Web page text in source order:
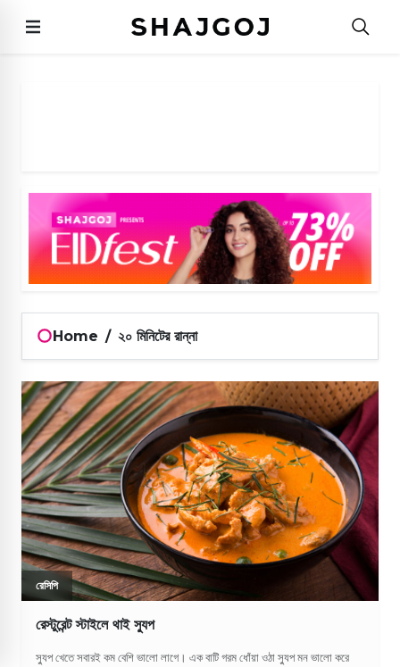
Home / ২০ মিনিটের রান্না
রেসিপি
রেস্টুরেন্ট স্টাইলে থাই স্যুপ
স্যুপ খেতে সবারই কম বেশি ভালো লাগে। এক বাটি গরম ধোঁয়া ওঠা স্যুপ মন ভালো করে